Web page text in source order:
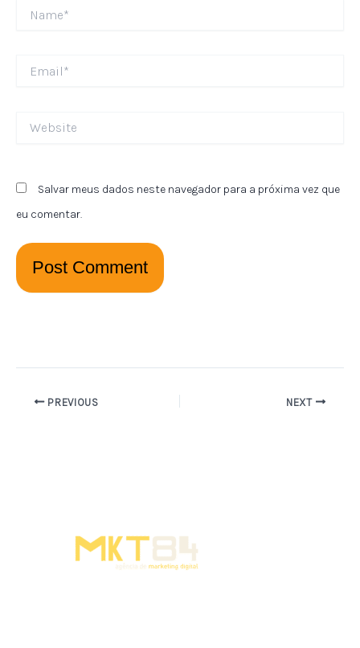
Salvar meus dados neste navegador para a próxima vez que
eu comentar.
PREVIOUS NEXT